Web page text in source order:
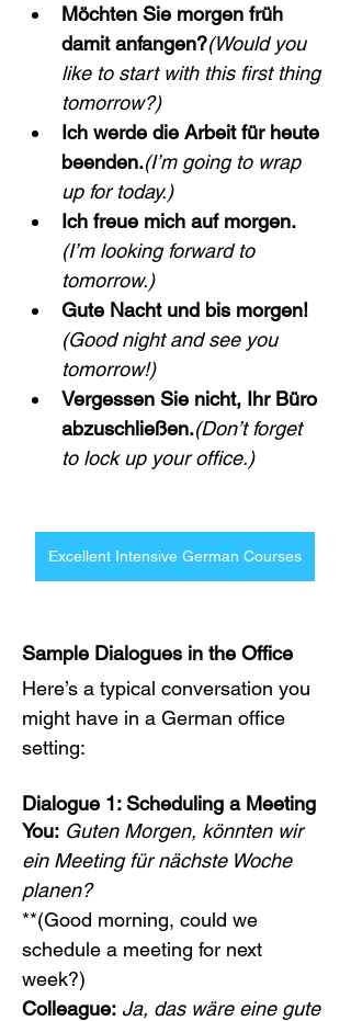
Möchten Sie morgen früh
damit anfangen?(Would you
like to start with this first thing
tomorrow?)
Ich werde die Arbeit für heute
beenden.(I’m going to wrap
up for today.)
Ich freue mich auf morgen.
(I’m looking forward to
tomorrow.)
Gute Nacht und bis morgen!
(Good night and see you
tomorrow!)
Vergessen Sie nicht, Ihr Büro
abzuschließen.(Don’t forget
to lock up your office.)
Excellent Intensive German Courses
Sample Dialogues in the Office
Here’s a typical conversation you
might have in a German office
setting:
Dialogue 1: Scheduling a Meeting
You: Guten Morgen, könnten wir
ein Meeting für nächste Woche
planen?
**(Good morning, could we
schedule a meeting for next
week?)
Colleague: Ja, das wäre eine gute